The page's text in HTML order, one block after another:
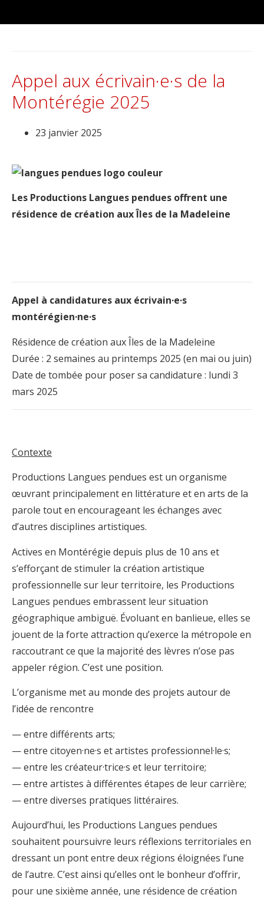
Appel aux écrivain·e·s de la
Montérégie 2025
23 janvier 2025
Les Productions Langues pendues offrent une
résidence de création aux Îles de la Madeleine
Appel à candidatures aux écrivain·e·s
montérégien·ne·s
Résidence de création aux Îles de la Madeleine
Durée : 2 semaines au printemps 2025 (en mai ou juin)
Date de tombée pour poser sa candidature : lundi 3
mars 2025
Contexte
Productions Langues pendues est un organisme
œuvrant principalement en littérature et en arts de la
parole tout en encourageant les échanges avec
d’autres disciplines artistiques.
Actives en Montérégie depuis plus de 10 ans et
s’efforçant de stimuler la création artistique
professionnelle sur leur territoire, les Productions
Langues pendues embrassent leur situation
géographique ambiguë. Évoluant en banlieue, elles se
jouent de la forte attraction qu’exerce la métropole en
raccoutrant ce que la majorité des lèvres n’ose pas
appeler région. C’est une position.
L’organisme met au monde des projets autour de
l’idée de rencontre
— entre différents arts;
— entre citoyen·ne·s et artistes professionnel·le·s;
— entre les créateur·trice·s et leur territoire;
— entre artistes à différentes étapes de leur carrière;
— entre diverses pratiques littéraires.
Aujourd’hui, les Productions Langues pendues
souhaitent poursuivre leurs réflexions territoriales en
dressant un pont entre deux régions éloignées l’une
de l’autre. C’est ainsi qu’elles ont le bonheur d’offrir,
pour une sixième année, une résidence de création